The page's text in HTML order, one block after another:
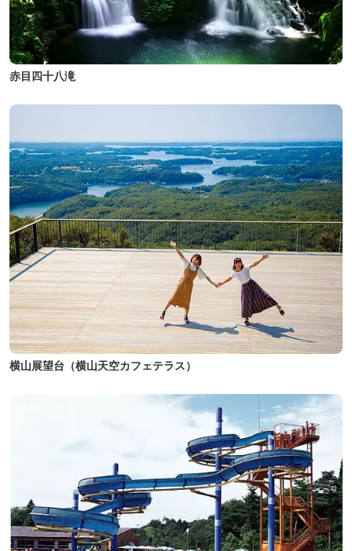
赤目四十八滝
横山展望台（横山天空カフェテラス）